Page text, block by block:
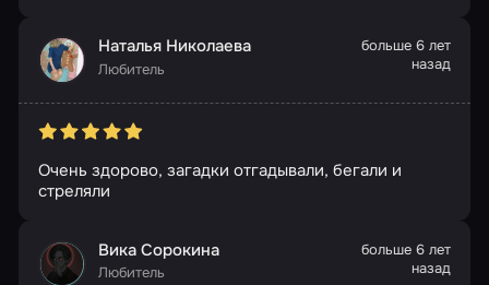
Наталья Николаева
Любитель
больше 6 лет
назад
Очень здорово, загадки отгадывали, бегали и
стреляли
Вика Сорокина
Любитель
больше 6 лет
назад